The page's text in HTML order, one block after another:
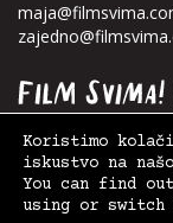
Koristimo
iskustvo na
You can find
using or